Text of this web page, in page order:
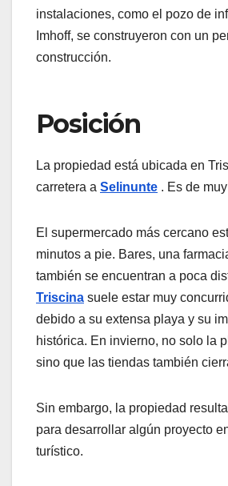
instalaciones, como el pozo de
Imhoff, se construyeron con un
construcción.
Posición
La propiedad está ubicada en
carretera a Selinunte . Es de
El supermercado más cercano
minutos a pie. Bares, una
también se encuentran a poca
Triscina suele estar muy
debido a su extensa playa y su
histórica. En invierno, no solo la
sino que las tiendas también
Sin embargo, la propiedad
para desarrollar algún proyecto
turístico.